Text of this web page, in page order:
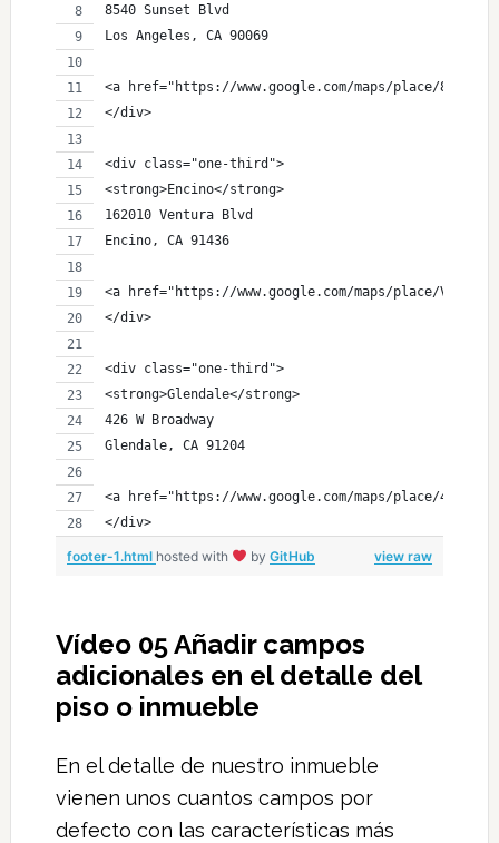
8540 Sunset Blvd
Los Angeles, CA 90069
<a href="https://www.google.com/maps/place/
</div>
<div class="one-third">
<strong>Encino</strong>
162010 Ventura Blvd
Encino, CA 91436
<a href="https://www.google.com/maps/place/
</div>
<div class="one-third">
<strong>Glendale</strong>
426 W Broadway
Glendale, CA 91204
<a href="https://www.google.com/maps/place/
</div>
view raw
footer-1.html hosted with by GitHub
Vídeo 05 Añadir campos
adicionales en el detalle del
piso o inmueble
En el detalle de nuestro inmueble
vienen unos cuantos campos por
defecto con las características más